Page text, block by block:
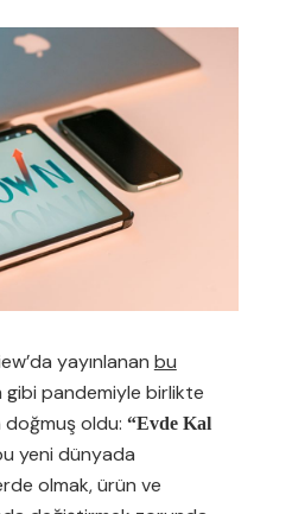
yayınlanan bu
gibi pandemiyle birlikte
oldu: “Evde Kal
yeni dünyada
olmak, ürün ve